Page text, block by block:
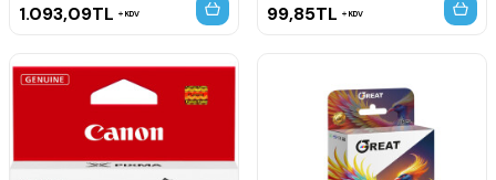
1.093,09TL KDV 99,85TL KDV